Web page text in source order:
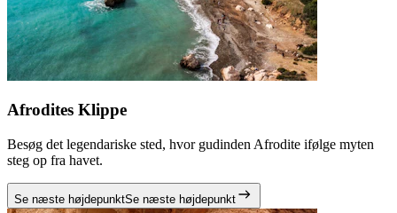
Afrodites Klippe
Besøg det legendariske sted, hvor gudinden Afrodite ifølge myten
steg op fra havet.
Se næste højdepunktSe næste højdepunkt